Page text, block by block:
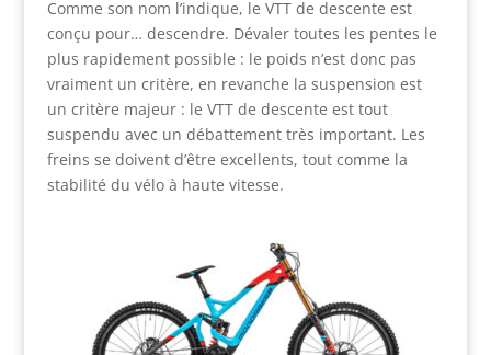
Comme son nom l’indique, le VTT de descente est
conçu pour… descendre. Dévaler toutes les pentes le
plus rapidement possible : le poids n’est donc pas
vraiment un critère, en revanche la suspension est
un critère majeur : le VTT de descente est tout
suspendu avec un débattement très important. Les
freins se doivent d’être excellents, tout comme la
stabilité du vélo à haute vitesse.